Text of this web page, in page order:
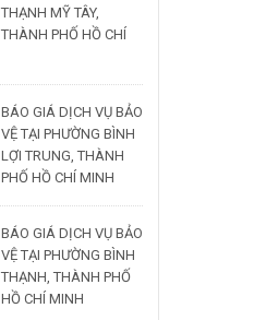
THẠNH MỸ TÂY,
THÀNH PHỐ HỒ CHÍ
BÁO GIÁ DỊCH VỤ BẢO
VỆ TẠI PHƯỜNG BÌNH
LỢI TRUNG, THÀNH
PHỐ HỒ CHÍ MINH
BÁO GIÁ DỊCH VỤ BẢO
VỆ TẠI PHƯỜNG BÌNH
THẠNH, THÀNH PHỐ
HỒ CHÍ MINH